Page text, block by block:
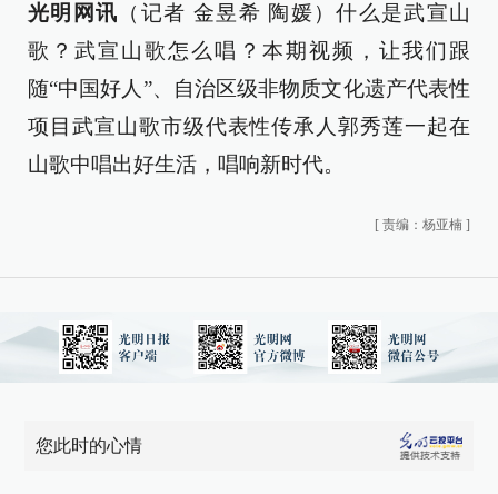
光明网讯 （记者 金昱希 陶媛）什么是武宣山
歌？武宣山歌怎么唱？本期视频，让我们跟
随“中国好人”、自治区级非物质文化遗产代表性
项目武宣山歌市级代表性传承人郭秀莲一起在
山歌中唱出好生活，唱响新时代。
[ 责编：杨亚楠 ]
您此时的心情